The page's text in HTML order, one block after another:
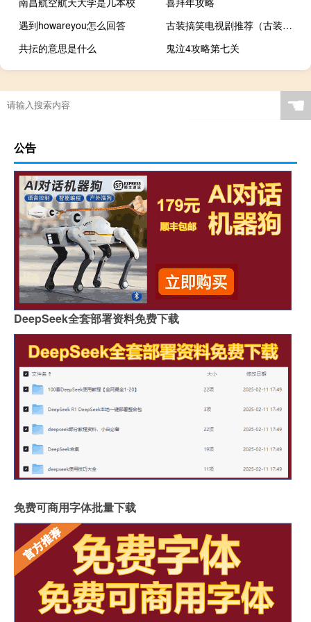
遇到howareyou怎么回答
古装搞笑电视剧推荐（古装搞笑电视剧）
共抎的意思是什么
鬼泣4攻略第七关
☚
公告
DeepSeek全套部署资料免费下载
免费可商用字体批量下载